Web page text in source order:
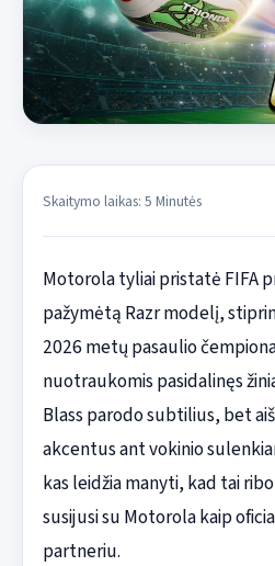
Skaitymo laikas: 5 Minutės
Motorola tyliai pristatė FIFA
pažymėtą Razr modelį,
2026 metų pasaulio
nuotraukomis pasidalinęs
Blass parodo subtilius, bet
akcentus ant vokinio
kas leidžia manyti, kad tai
susijusi su Motorola kaip
partneriu.